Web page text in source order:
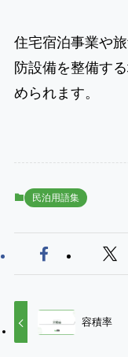
住宅宿泊事業や
防設備を整備す
められます。
民泊用語集
容積率